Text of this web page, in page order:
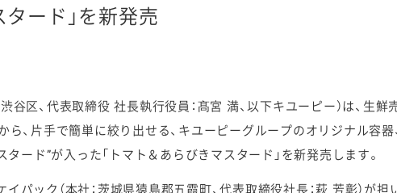
インケミカル
ード」を新発売
谷区、代表取締役 社長執行役員：髙宮 満、以下キユーピー）は、生鮮
ら、片手で簡単に絞り出せる、キユーピーグループのオリジナル容器
タード”が入った「トマト＆あらびきマスタード」を新発売します。
パック（本社：茨城県猿島郡五霞町、代表取締役社長：萩 芳彰）が担